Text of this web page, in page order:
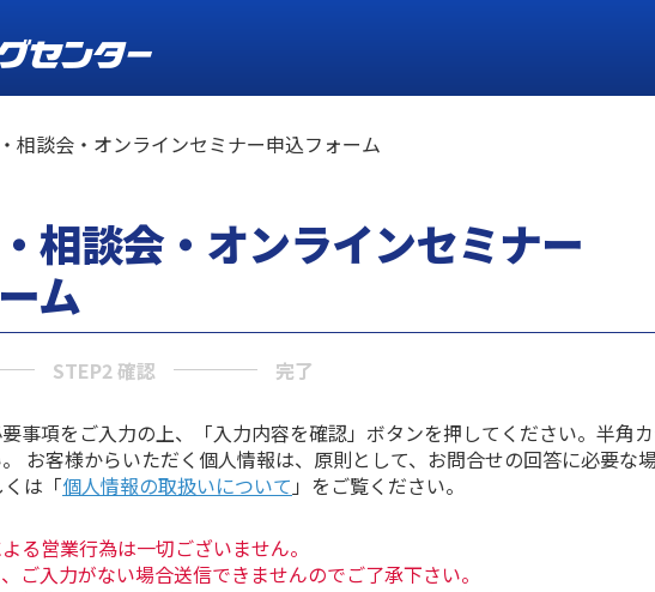
相談会・オンラインセミナー申込フォーム
相談会・オンラインセミナー
ム
STEP2 確認 完了
事項をご入力の上、「入力内容を確認」ボタンを押してください。半角
お客様からいただく個人情報は、原則として、お問合せの回答に必要な
は「個人情報の取扱いについて 」をご覧ください。
る営業行為は一切ございません。
ご入力がない場合送信できませんのでご了承下さい。